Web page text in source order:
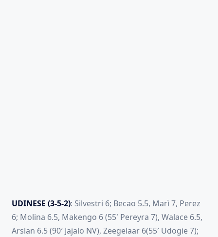
UDINESE (3-5-2): Silvestri 6; Becao 5.5, Marì 7, Perez
6; Molina 6.5, Makengo 6 (55′ Pereyra 7), Walace 6.5,
Arslan 6.5 (90′ Jajalo NV), Zeegelaar 6(55′ Udogie 7);